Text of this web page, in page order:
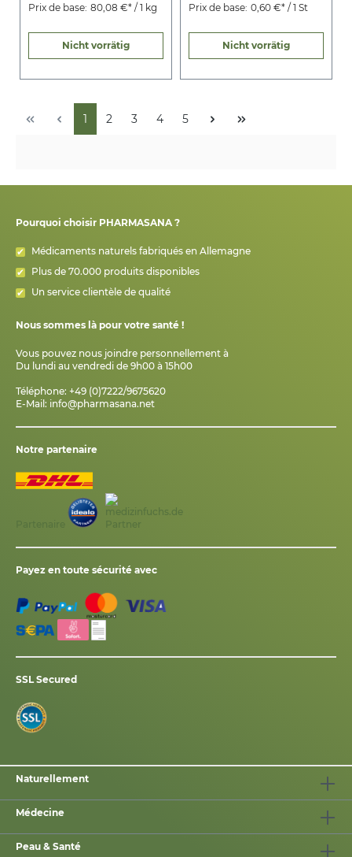
Prix de base: 80,08 €* / 1 kg
Nicht vorrätig
Prix de base: 0,60 €* / 1 St
Nicht vorrätig
1 2 3 4 5
Pourquoi choisir PHARMASANA ?
Médicaments naturels fabriqués en Allemagne
Plus de 70.000 produits disponibles
Un service clientèle de qualité
Nous sommes là pour votre santé !
Vous pouvez nous joindre personnellement à
Du lundi au vendredi de 9h00 à 15h00
Téléphone: +49 (0)7222/9675620
E-Mail: info@pharmasana.net
Notre partenaire
Payez en toute sécurité avec
SSL Secured
Naturellement
Médecine
Peau & Santé